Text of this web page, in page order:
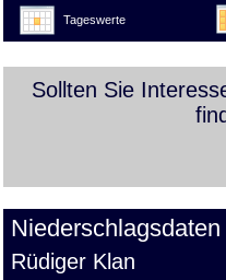
Tageswerte
Sollten Sie
Rüdiger Klan